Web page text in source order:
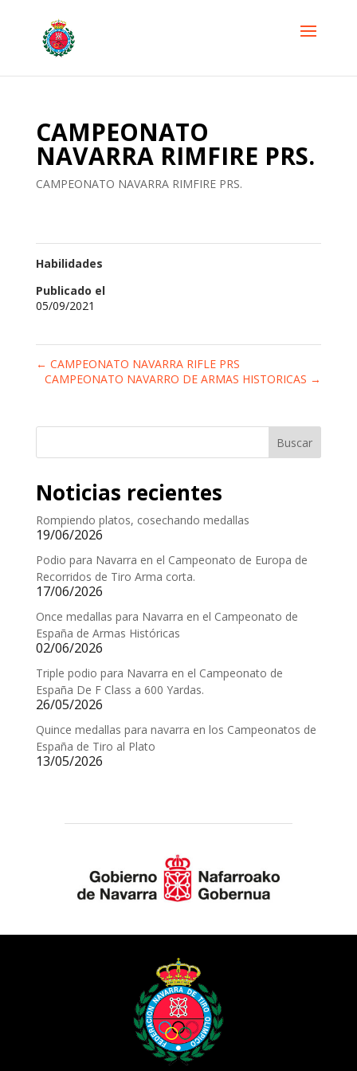
CAMPEONATO
NAVARRA RIMFIRE PRS.
CAMPEONATO NAVARRA RIMFIRE PRS.
Habilidades
Publicado el
05/09/2021
← CAMPEONATO NAVARRA RIFLE PRS
CAMPEONATO NAVARRO DE ARMAS HISTORICAS →
Buscar
Noticias recientes
Rompiendo platos, cosechando medallas
19/06/2026
Podio para Navarra en el Campeonato de Europa de
Recorridos de Tiro Arma corta.
17/06/2026
Once medallas para Navarra en el Campeonato de
España de Armas Históricas
02/06/2026
Triple podio para Navarra en el Campeonato de
España De F Class a 600 Yardas.
26/05/2026
Quince medallas para navarra en los Campeonatos de
España de Tiro al Plato
13/05/2026